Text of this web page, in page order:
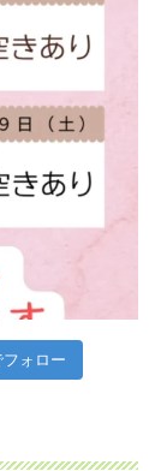
ォロー